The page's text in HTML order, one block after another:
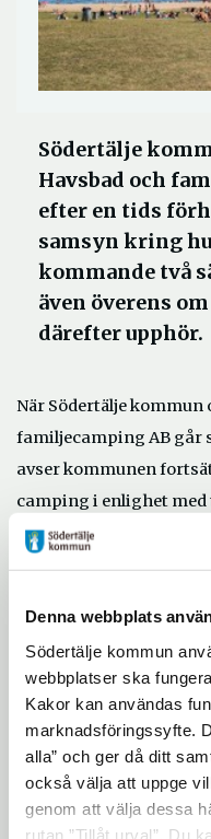
Denna webbplats
Södertälje kommun
webbplatser ska
Kakor kan användas
marknadsföringssyfte.
alla” och ger då ditt
också välja att uppge
genom att välja dessa
rutan ”Tillåt urval”. Du
Södertälje
Havsbad och
efter en tids
samsyn kring
kommande två
även överens
därefter upphör.
När Södertälje kommun
familjecamping AB går
avser kommunen
camping i enlighet
kommunstyrelsen.
- Jag ser positivt på att
campingen fram till
Pigge Werkelin som
familjecamping AB
skötas med ännu
arrendeavtalet upphör
- Jag är glad att vi